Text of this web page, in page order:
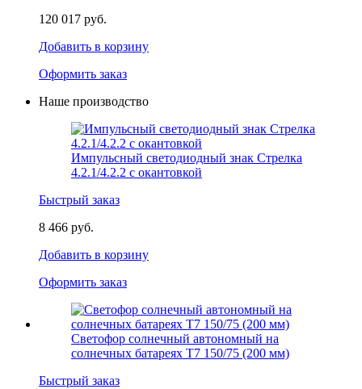
120 017 руб.
Добавить в корзину
Оформить заказ
Наше производство
Импульсный светодиодный знак Стрелка
4.2.1/4.2.2 с окантовкой
Быстрый заказ
8 466 руб.
Добавить в корзину
Оформить заказ
Светофор солнечный автономный на
солнечных батареях Т7 150/75 (200 мм)
Быстрый заказ